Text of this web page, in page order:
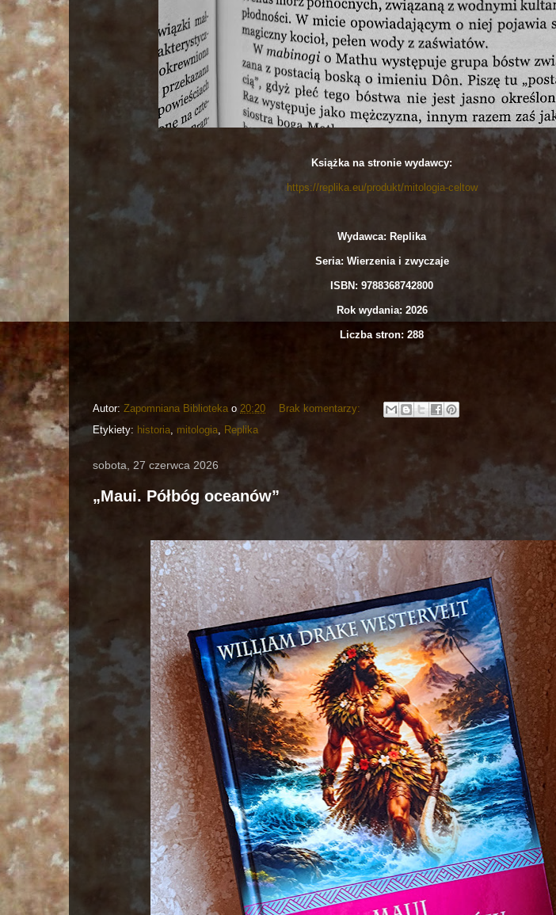
Książka na stronie wydawcy:
https://replika.eu/produkt/mitologia-celtow
Wydawca: Replika
Seria: Wierzenia i zwyczaje
ISBN: 9788368742800
Rok wydania: 2026
Liczba stron: 288
Autor: Zapomniana Biblioteka o 20:20
Brak komentarzy:
Etykiety: historia mitologia Replika
sobota, 27 czerwca 2026
„Maui. Półbóg oceanów”